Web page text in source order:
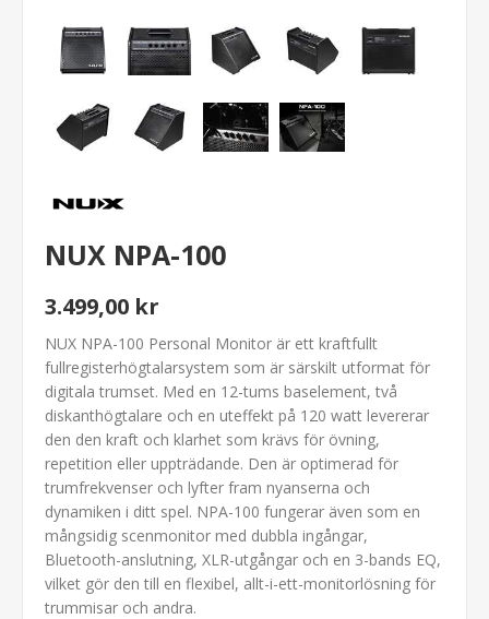
NUX NPA-100
3.499,00 kr
NUX NPA-100 Personal Monitor är ett kraftfullt
fullregisterhögtalarsystem som är särskilt utformat för
digitala trumset. Med en 12-tums baselement, två
diskanthögtalare och en uteffekt på 120 watt levererar
den den kraft och klarhet som krävs för övning,
repetition eller uppträdande. Den är optimerad för
trumfrekvenser och lyfter fram nyanserna och
dynamiken i ditt spel. NPA-100 fungerar även som en
mångsidig scenmonitor med dubbla ingångar,
Bluetooth-anslutning, XLR-utgångar och en 3-bands EQ,
vilket gör den till en flexibel, allt-i-ett-monitorlösning för
trummisar och andra.